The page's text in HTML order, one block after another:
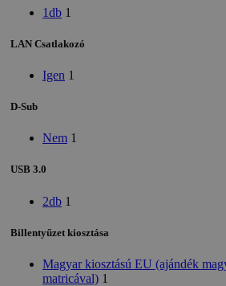
1db 1
LAN Csatlakozó
Igen 1
D-Sub
Nem 1
USB 3.0
2db 1
Billentyűzet kiosztása
Magyar kiosztású EU (ajándék
matricával) 1